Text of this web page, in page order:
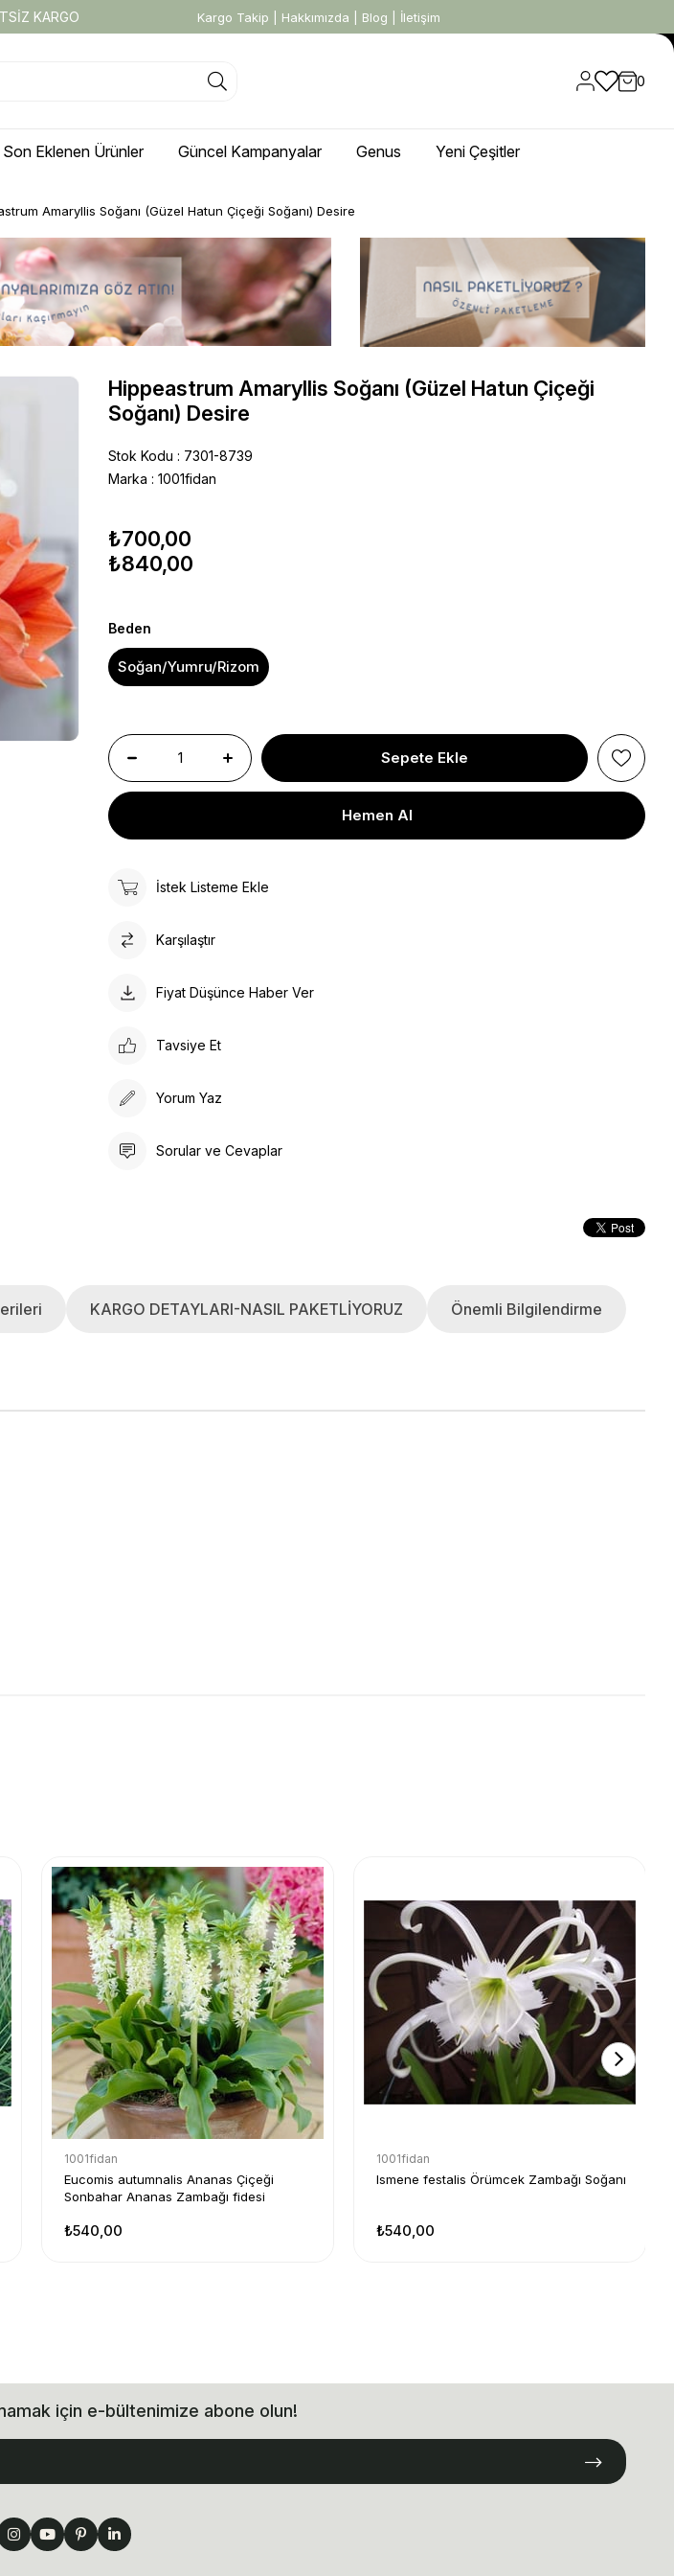
KARGO Kargo Takip Hakkımızda Blog İletişim
0
Son Eklenen Ürünler Güncel Kampanyalar Genus Yeni Çeşitler
Amaryllis Soğanı (Güzel Hatun Çiçeği Soğanı) Desire
Hippeastrum Amaryllis Soğanı (Güzel Hatun Çiçeği
Soğanı) Desire
Stok Kodu
7301-8739
Marka : 1001fidan
₺700,00
₺840,00
Beden
Soğan/Yumru/Rizom
İstek Listeme Ekle
Karşılaştır
Fiyat Düşünce Haber Ver
Tavsiye Et
Yorum Yaz
Sorular ve Cevaplar
KARGO DETAYLARI-NASIL PAKETLİYORUZ Önemli Bilgilendirme
1001fidan
Eucomis autumnalis Ananas Çiçeği
Sonbahar Ananas Zambağı fidesi
₺540,00
1001fidan
Ismene festalis Örümcek Zambağı Soğanı
₺540,00
için e-bültenimize abone olun!